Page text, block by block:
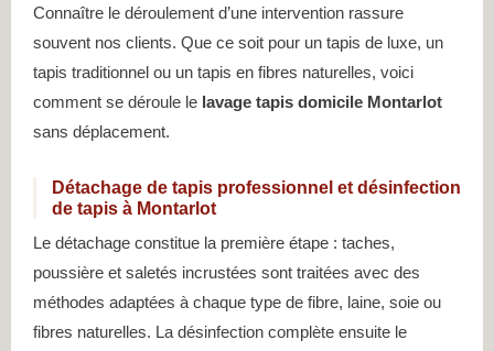
Connaître le déroulement d’une intervention rassure
souvent nos clients. Que ce soit pour un tapis de luxe, un
tapis traditionnel ou un tapis en fibres naturelles, voici
comment se déroule le lavage tapis domicile Montarlot
sans déplacement.
Détachage de tapis professionnel et désinfection
de tapis à Montarlot
Le détachage constitue la première étape : taches,
poussière et saletés incrustées sont traitées avec des
méthodes adaptées à chaque type de fibre, laine, soie ou
fibres naturelles. La désinfection complète ensuite le